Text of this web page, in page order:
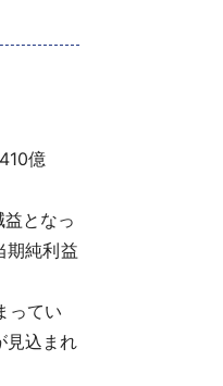
億
となっ
期純利益
ってい
見込まれ